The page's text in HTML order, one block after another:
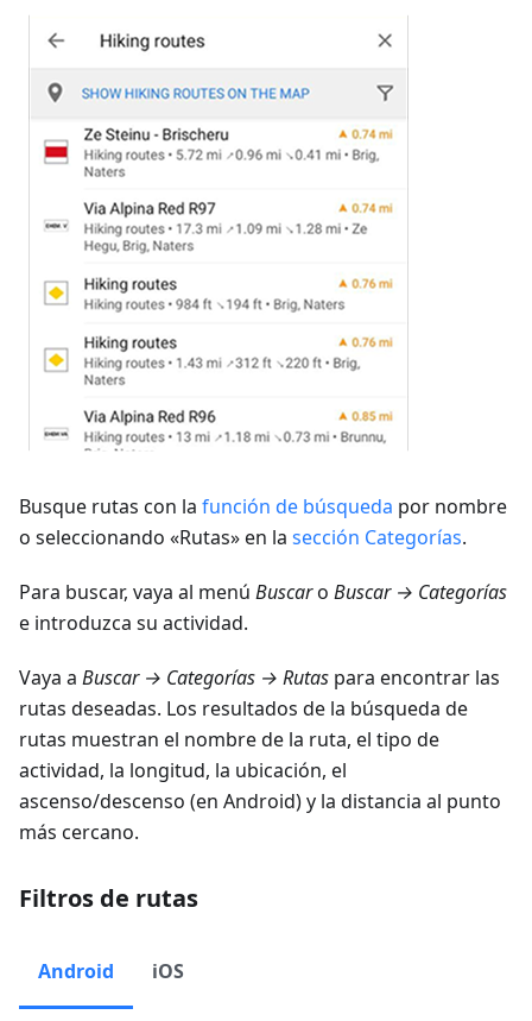
Busque rutas con la función de búsqueda por nombre
o seleccionando «Rutas» en la sección Categorías.
Para buscar, vaya al menú Buscaro Buscar → Categorías
e introduzca su actividad.
Vaya a Buscar → Categorías → Rutas para encontrar las
rutas deseadas. Los resultados de la búsqueda de
rutas muestran el nombre de la ruta, el tipo de
actividad, la longitud, la ubicación, el
ascenso/descenso (en Android) y la distancia al punto
más cercano.
Filtros de rutas
Android iOS